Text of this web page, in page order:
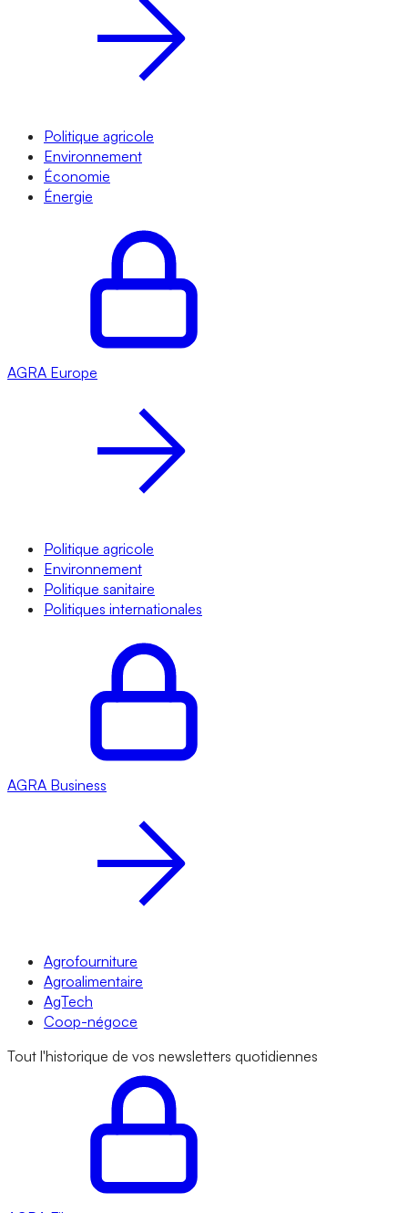
Politique agricole
Environnement
Économie
Énergie
AGRA Europe
Politique agricole
Environnement
Politique sanitaire
Politiques internationales
AGRA Business
Agrofourniture
Agroalimentaire
AgTech
Coop-négoce
Tout l'historique de vos newsletters quotidiennes